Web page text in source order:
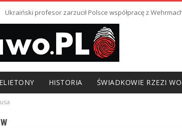
Ukraiński profesor zarzucił Polsce współpracę z
HISTORIA ŚWIADKOWIE RZEZI